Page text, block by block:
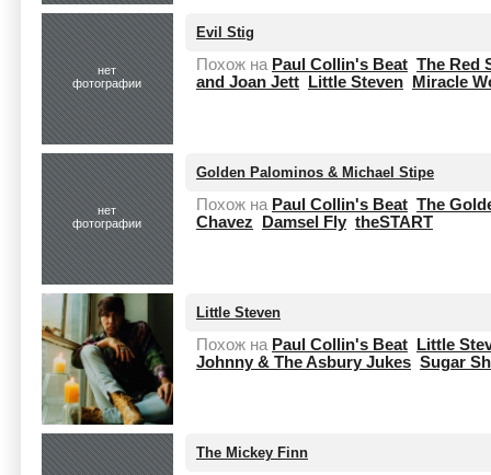
нет
фотографии
Evil Stig
Похож на Paul Collin's Beat The Red
and Joan Jett
Little Steven Miracle
нет
фотографии
Golden Palominos & Michael Stipe
Похож на Paul Collin's Beat The
Chavez
Damsel Fly theSTART
Little Steven
Похож на Paul Collin's Beat
Little
Johnny & The Asbury Jukes Sugar
The Mickey Finn